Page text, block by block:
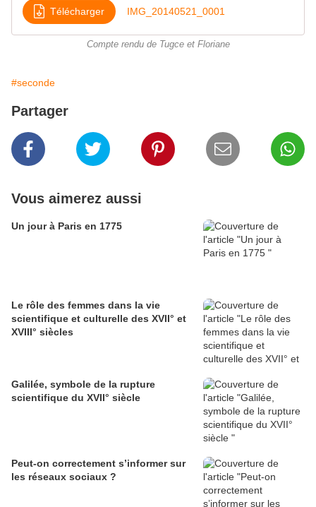
Télécharger IMG_20140521_0001
Compte rendu de Tugce et Floriane
#seconde
Partager
Vous aimerez aussi
Un jour à Paris en 1775
Le rôle des femmes dans la vie
scientifique et culturelle des XVII° et
XVIII° siècles
Galilée, symbole de la rupture
scientifique du XVII° siècle
Peut-on correctement s’informer sur
les réseaux sociaux ?